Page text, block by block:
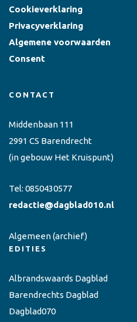
Cookieverklaring
Privacyverklaring
Algemene voorwaarden
Consent
CONTACT
Middenbaan 111
2991 CS Barendrecht
(in gebouw Het Kruispunt)
Tel: 0850430577
redactie@dagblad010.nl
Algemeen(archief)
EDITIES
Albrandswaards Dagblad
Barendrechts Dagblad
Dagblad070